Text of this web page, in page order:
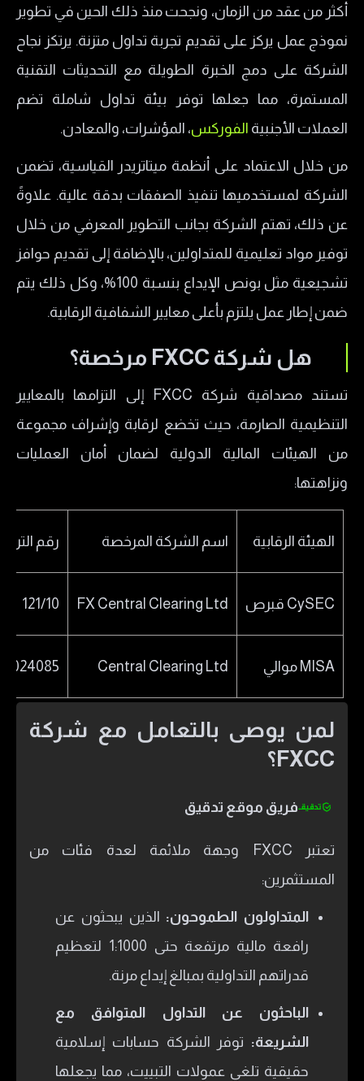
المنتجات المالية في شركة FXCC
حسابات التداول في FXCC
حسابات التداول الحقيقي
الحساب التجريبي FXCC
منصة MetaTrader 4 MT4
منصة ويب تريدر WebTrader
طرق السحب والإيداع في شركة FXCC
عمولات اف اكس سي سي
معلومات الاتصال في شركة FXCC
خدمة العملاء في شركة FXCC
أكثر من عقد من الزمان، ونجحت منذ ذلك الحين في تطوير
نموذج عمل يركز على تقديم تجربة تداول متزنة. يرتكز نجاح
الشركة على دمج الخبرة الطويلة مع التحديثات التقنية
المستمرة، مما جعلها توفر بيئة تداول شاملة تضم
العملات الأجنبية الفوركس، المؤشرات، والمعادن.
من خلال الاعتماد على أنظمة ميتاتريدر القياسية، تضمن
الشركة لمستخدميها تنفيذ الصفقات بدقة عالية. علاوةً
عن ذلك، تهتم الشركة بجانب التطوير المعرفي من خلال
توفير مواد تعليمية للمتداولين، بالإضافة إلى تقديم حوافز
تشجيعية مثل بونص الإيداع بنسبة 100%، وكل ذلك يتم
ضمن إطار عمل يلتزم بأعلى معايير الشفافية الرقابية.
هل شركة FXCC مرخصة؟
تستند مصداقية شركة FXCC إلى التزامها بالمعايير
التنظيمية الصارمة، حيث تخضع لرقابة وإشراف مجموعة
من الهيئات المالية الدولية لضمان أمان العمليات
ونزاهتها:
الهيئة الرقابية اسم الشركة المرخصة رقم
CySEC قبرص FX Central Clearing Ltd
121/10
MISA موالي Central Clearing Ltd
لمن يوصى بالتعامل مع شركة
FXCC؟
فريق موقع تدقيق
تعتبر FXCC وجهة ملائمة لعدة فئات من
المستثمرين:
المتداولون الطموحون: الذين يبحثون عن
رافعة مالية مرتفعة حتى 1:1000 لتعظيم
قدراتهم التداولية بمبالغ إيداع مرنة.
الباحثون عن التداول المتوافق مع
الشريعة: توفر الشركة حسابات إسلامية
حقيقية تلغي عمولات التبييت، مما يجعلها